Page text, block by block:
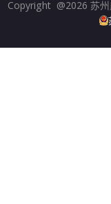
Copyright @2026 苏